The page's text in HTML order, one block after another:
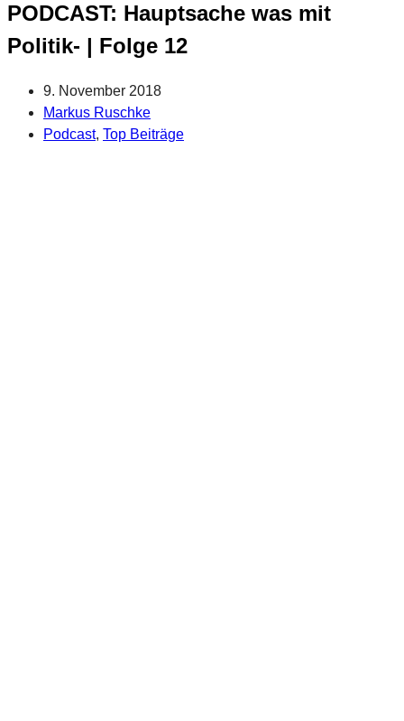
PODCAST: Hauptsache was mit
Politik- | Folge 12
9. November 2018
Markus Ruschke
Podcast, Top Beiträge